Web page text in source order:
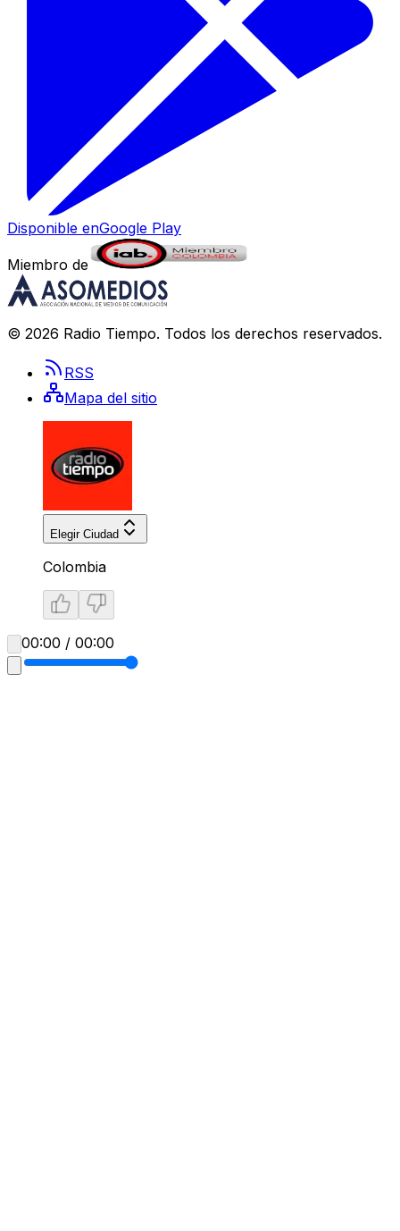
Disponible enGoogle Play
Miembro de
© 2026 Radio Tiempo. Todos los derechos reservados.
RSS
Mapa del sitio
Elegir Ciudad
Colombia
00:00 / 00:00